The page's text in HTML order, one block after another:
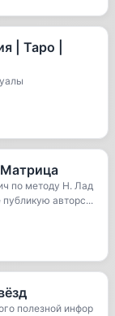
| Таро |
по методу Н. Лад
авторс...
полезной инфор